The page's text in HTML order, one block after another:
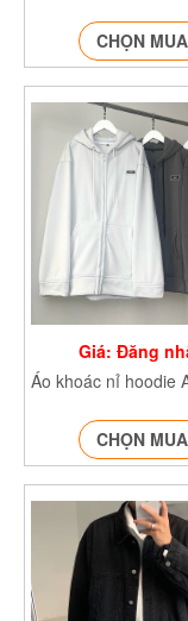
CHỌN MUA
Giá: Đăng
CHỌN MUA